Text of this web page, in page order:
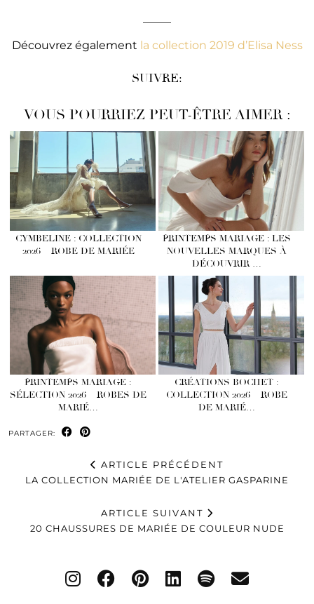
Découvrez également la collection 2019 d’Elisa Ness
SUIVRE:
VOUS POURRIEZ PEUT-ÊTRE AIMER :
CYMBELINE : COLLECTION
2026 – ROBE DE MARIÉE
PRINTEMPS MARIAGE : LES
NOUVELLES MARQUES À
DÉCOUVRIR …
PRINTEMPS MARIAGE :
SÉLECTION 2026 – ROBES DE
MARIÉ…
CRÉATIONS BOCHET :
COLLECTION 2026 – ROBE
DE MARIÉ…
PARTAGER:
ARTICLE PRÉCÉDENT
LA COLLECTION MARIÉE DE L'ATELIER GASPARINE
ARTICLE SUIVANT
20 CHAUSSURES DE MARIÉE DE COULEUR NUDE